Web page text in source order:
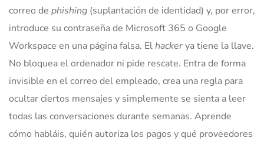
correo de phishing (suplantación de identidad) y, por error,
introduce su contraseña de Microsoft 365 o Google
Workspace en una página falsa. Elhackerya tiene la llave.
No bloquea el ordenador ni pide rescate. Entra de forma
invisible en el correo del empleado, crea una regla para
ocultar ciertos mensajes y simplemente se sienta a leer
todas las conversaciones durante semanas. Aprende
cómo habláis, quién autoriza los pagos y qué proveedores